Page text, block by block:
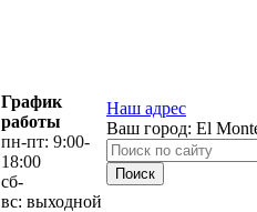
График
работы
пн-пт: 9:00-
18:00
сб-
вс: выходной
Наш адрес
Ваш город: El